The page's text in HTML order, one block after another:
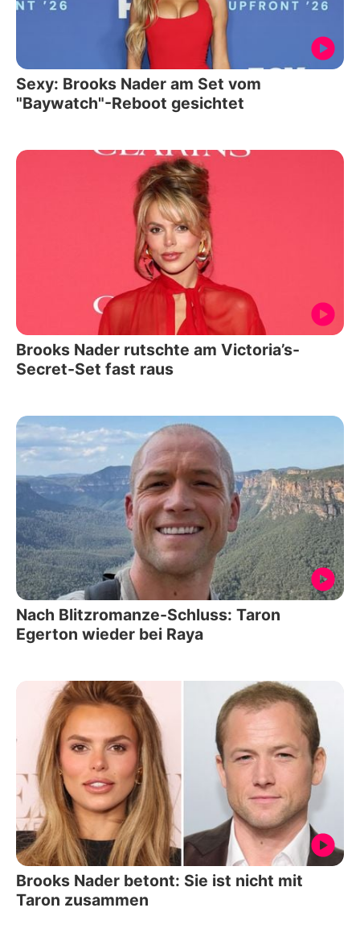
Sexy: Brooks Nader am Set vom
"Baywatch"-Reboot gesichtet
Brooks Nader rutschte am Victoria’s-
Secret-Set fast raus
Nach Blitzromanze-Schluss: Taron
Egerton wieder bei Raya
Brooks Nader betont: Sie ist nicht mit
Taron zusammen